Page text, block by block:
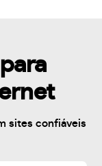
sites confiáveis